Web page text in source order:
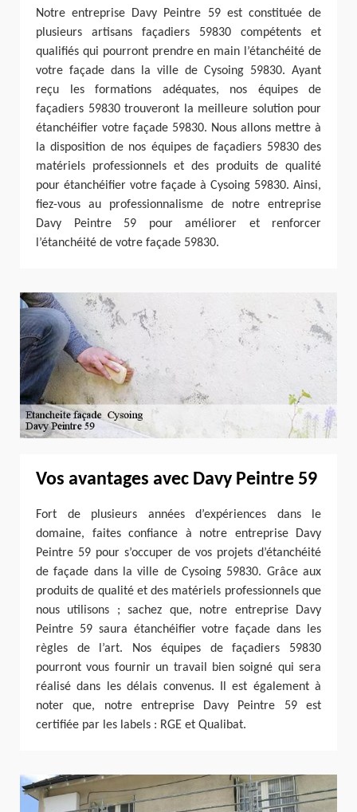
Notre entreprise Davy Peintre 59 est constituée de
plusieurs artisans façadiers 59830 compétents et
qualifiés qui pourront prendre en main l’étanchéité de
votre façade dans la ville de Cysoing 59830. Ayant
reçu les formations adéquates, nos équipes de
façadiers 59830 trouveront la meilleure solution pour
étanchéifier votre façade 59830. Nous allons mettre à
la disposition de nos équipes de façadiers 59830 des
matériels professionnels et des produits de qualité
pour étanchéifier votre façade à Cysoing 59830. Ainsi,
fiez-vous au professionnalisme de notre entreprise
Davy Peintre 59 pour améliorer et renforcer
l’étanchéité de votre façade 59830.
Vos avantages avec Davy Peintre 59
Fort de plusieurs années d’expériences dans le
domaine, faites confiance à notre entreprise Davy
Peintre 59 pour s’occuper de vos projets d’étanchéité
de façade dans la ville de Cysoing 59830. Grâce aux
produits de qualité et des matériels professionnels que
nous utilisons ; sachez que, notre entreprise Davy
Peintre 59 saura étanchéifier votre façade dans les
règles de l’art. Nos équipes de façadiers 59830
pourront vous fournir un travail bien soigné qui sera
réalisé dans les délais convenus. Il est également à
noter que, notre entreprise Davy Peintre 59 est
certifiée par les labels : RGE et Qualibat.